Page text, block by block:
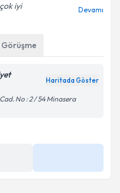
iyi
Devamı
Haritada Göster
No : 2 / 54 Minasera